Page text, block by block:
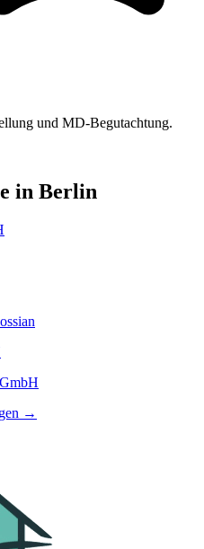
und MD-Begutachtung.
in Berlin
→